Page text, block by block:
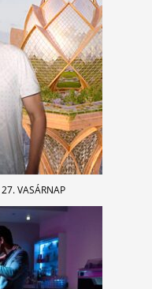
VASÁRNAP